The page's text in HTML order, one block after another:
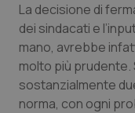
Marche
Molise
Piemonte
Donna &
Epatiti
HIV
La decisione di
dei sindacati e
mano, avrebbe
molto più
sostanzialmente
norma, con ogni